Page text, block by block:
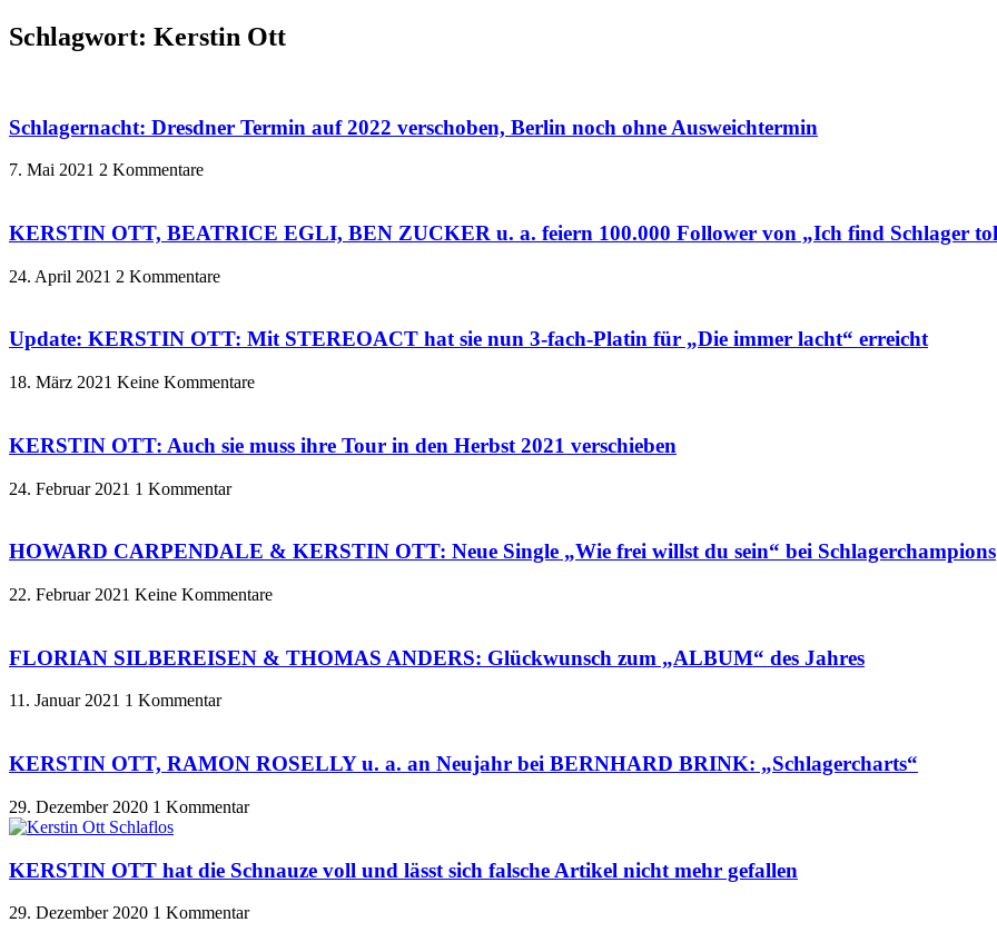
Schlagwort: Kerstin Ott
Schlagernacht: Dresdner Termin auf 2022 verschoben, Berlin noch ohne Ausweichtermin
7. Mai 2021 2 Kommentare
KERSTIN OTT, BEATRICE EGLI, BEN ZUCKER u. a. feiern 100.000 Follower von „Ich find Schlager
24. April 2021 2 Kommentare
Update: KERSTIN OTT: Mit STEREOACT hat sie nun 3-fach-Platin für „Die immer lacht“ erreicht
18. März 2021 Keine Kommentare
KERSTIN OTT: Auch sie muss ihre Tour in den Herbst 2021 verschieben
24. Februar 2021 1 Kommentar
HOWARD CARPENDALE & KERSTIN OTT: Neue Single „Wie frei willst du sein“ bei Schlagerchampions
22. Februar 2021 Keine Kommentare
FLORIAN SILBEREISEN & THOMAS ANDERS: Glückwunsch zum „ALBUM“ des Jahres
11. Januar 2021 1 Kommentar
KERSTIN OTT, RAMON ROSELLY u. a. an Neujahr bei BERNHARD BRINK: „Schlagercharts“
29. Dezember 2020 1 Kommentar
KERSTIN OTT hat die Schnauze voll und lässt sich falsche Artikel nicht mehr gefallen
29. Dezember 2020 1 Kommentar